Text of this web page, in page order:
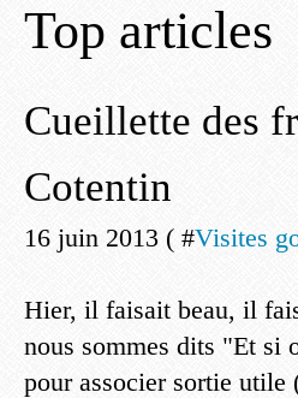
Top articles
Cueillette des
Cotentin
16 juin 2013 ( #Visites
Hier, il faisait beau, il
nous sommes dits "Et si
pour associer sortie